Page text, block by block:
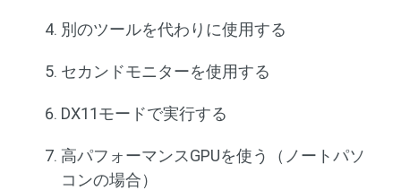
別のツールを代わりに使用する
セカンドモニターを使用する
DX11モードで実行する
高パフォーマンスGPUを使う（ノートパソ
コンの場合）